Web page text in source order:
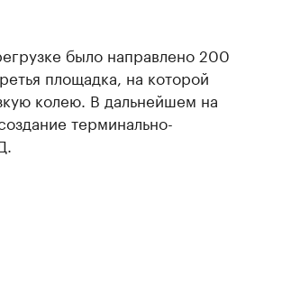
было направлено 200
площадка, на которой
колею. В дальнейшем на
терминально-